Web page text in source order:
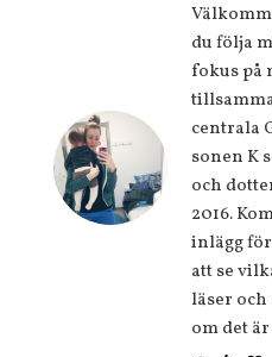
du följa
fokus på
centrala
sonen K
och
2016.
inlägg
att se
läser
om det